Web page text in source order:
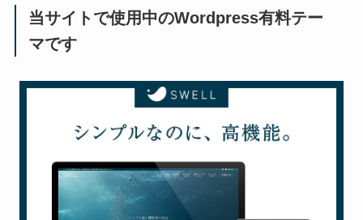
当サイトで使用中のWordpress有料テー
マです